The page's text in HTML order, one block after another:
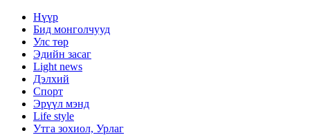
Нүүр
Бид монголчууд
Улс төр
Эдийн засаг
Light news
Дэлхий
Спорт
Эрүүл мэнд
Life style
Утга зохиол, Урлаг